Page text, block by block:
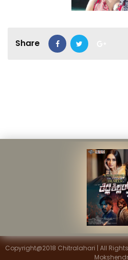
Share
Copyright@2018 Chitralahari | All